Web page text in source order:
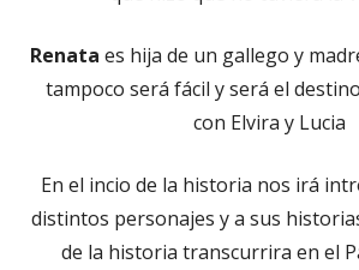
Renata es hija de un gallego y
tampoco será fácil y será el
con Elvira y Lucia
En el incio de la historia nos irá
distintos personajes y a sus
de la historia transcurrira en el